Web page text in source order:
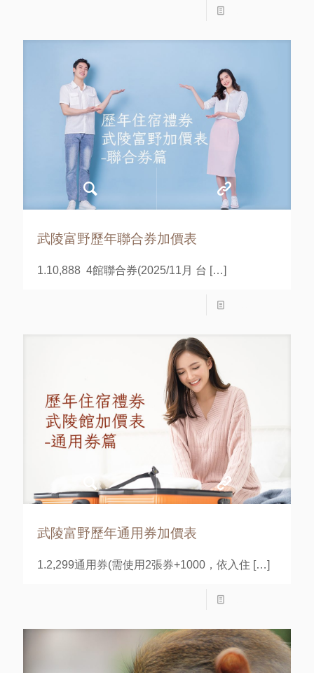
武陵富野歷年聯合券加價表
1.10,888 4館聯合券(2025/11月 台 […]
武陵富野歷年通用券加價表
1.2,299通用券(需使用2張券+1000，依入住 […]